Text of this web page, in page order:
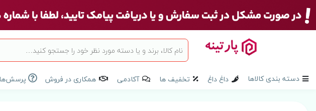
دسته بندی کالاها داغ داغ تخفیف ها آکادمی همکاری در فروش